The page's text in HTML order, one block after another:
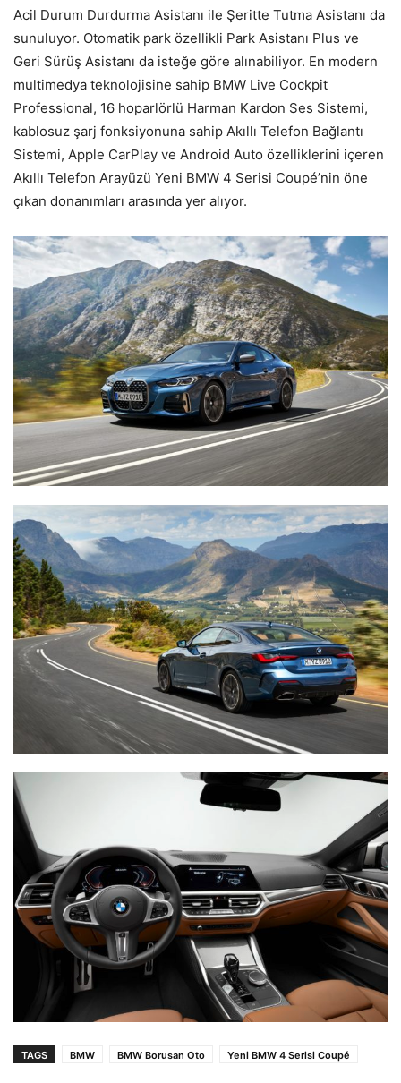
Acil Durum Durdurma Asistanı ile Şeritte Tutma Asistanı da
sunuluyor. Otomatik park özellikli Park Asistanı Plus ve
Geri Sürüş Asistanı da isteğe göre alınabiliyor. En modern
multimedya teknolojisine sahip BMW Live Cockpit
Professional, 16 hoparlörlü Harman Kardon Ses Sistemi,
kablosuz şarj fonksiyonuna sahip Akıllı Telefon Bağlantı
Sistemi, Apple CarPlay ve Android Auto özelliklerini içeren
Akıllı Telefon Arayüzü Yeni BMW 4 Serisi Coupé’nin öne
çıkan donanımları arasında yer alıyor.
TAGS BMW BMW Borusan Oto Yeni BMW 4 Serisi Coupé